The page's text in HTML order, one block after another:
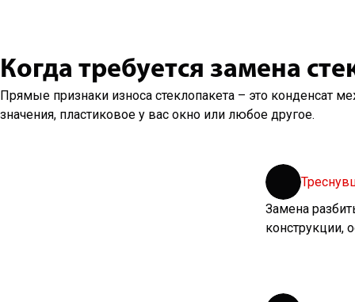
Когда требуется замена
Прямые признаки износа стеклопакета – это
значения, пластиковое у вас окно или любое другое.
Замена
конструкции,